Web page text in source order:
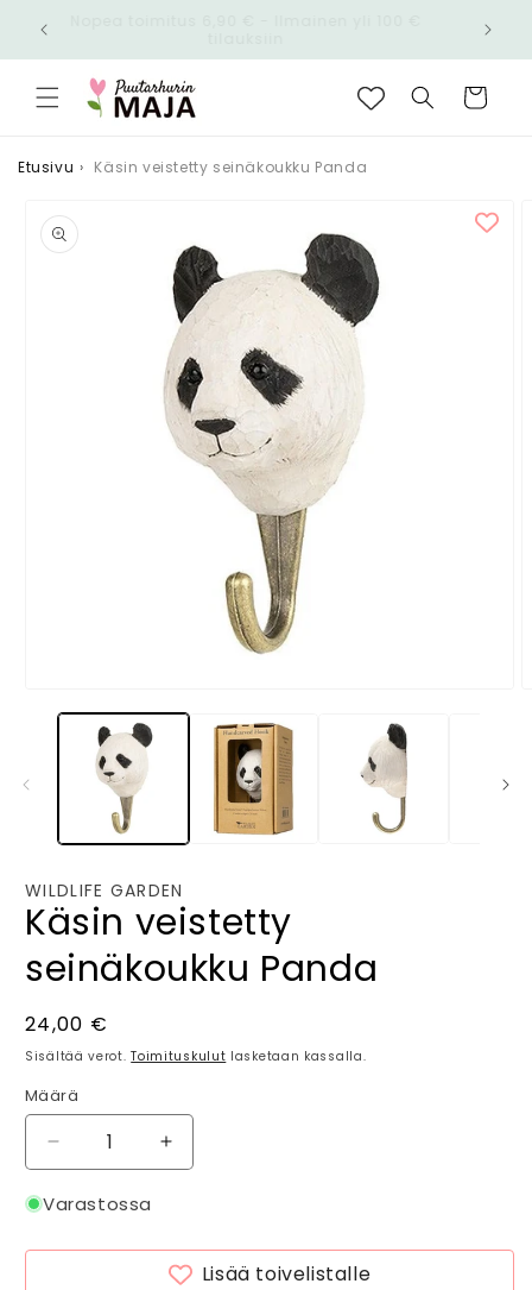
siirry
Ostoskori
Etusivu › Käsin veistetty seinäkoukku Panda
tuotetietoihin
aineisto
modaalisessa
WILDLIFE GARDEN
Käsin veistetty
seinäkoukku Panda
Normaalihinta
24,00 €
Sisältää verot.Toimituskulut lasketaan kassalla.
Määrä
Määrä
Vähennä
tuotteen
Käsin
seinäkoukku
Lisää
tuotteen
seinäkoukku
Panda
Varastossa
Lisää toivelistalle